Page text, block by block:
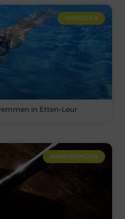
WINKELEN
in Etten-Leur
AANBIEDINGEN